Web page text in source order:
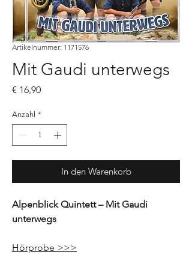
Artikelnummer: 1171576
Mit Gaudi unterwegs
€ 16,90Preis
Anzahl *
In den Warenkorb
Alpenblick Quintett – Mit Gaudi
unterwegs
Hörprobe >>>